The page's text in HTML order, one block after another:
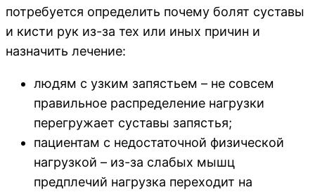
потребуется определить почему болят суставы
и кисти рук из-за тех или иных причин и
назначить лечение:
людям с узким запястьем – не совсем
правильное распределение нагрузки
перегружает суставы запястья;
пациентам с недостаточной физической
нагрузкой – из-за слабых мышц
предплечий нагрузка переходит на